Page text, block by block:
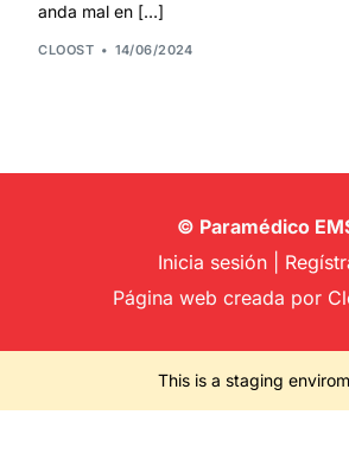
anda mal en […]
CLOOST 14/06/2024
© Paramédico
Inicia sesión
Página web creada por
Cotizar
This is a staging